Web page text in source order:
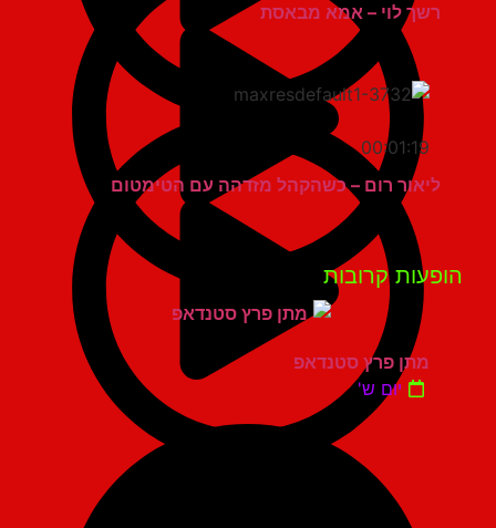
רשך לוי – אמא מבאסת
00:01:19
ליאור רום – כשהקהל מזדהה עם הטימטום
קרובות
מתן פרץ סטנדאפ
יום ש'